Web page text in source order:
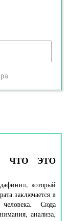
ЧТО ЭТО
который
заключается в
Сюда
анализа,